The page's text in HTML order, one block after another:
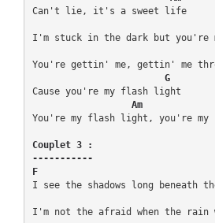
Can't lie, it's a sweet life
I'm stuck in the dark but you're
You're gettin' me, gettin' me
G
Cause you're my flash light
Am
You're my flash light, you're
Couplet 3 :
-----------
F
I see the shadows long beneath
I'm not the afraid when the rain